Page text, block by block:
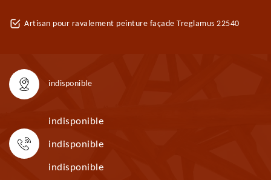
Artisan pour ravalement peinture façade Treglamus 22540
indisponible
indisponible
indisponible
indisponible